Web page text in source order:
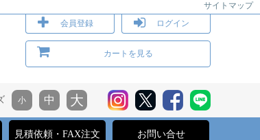
サイトマップ
会員登録 ログイン
カートを見る
見積依頼・FAX注文 お問い合せ